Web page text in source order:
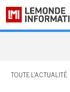
TOUTE L'ACTUALITÉ